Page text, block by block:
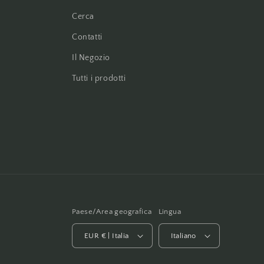
Cerca
Contatti
Il Negozio
Tutti i prodotti
Paese/Area geografica
EUR € | Italia
Lingua
Italiano